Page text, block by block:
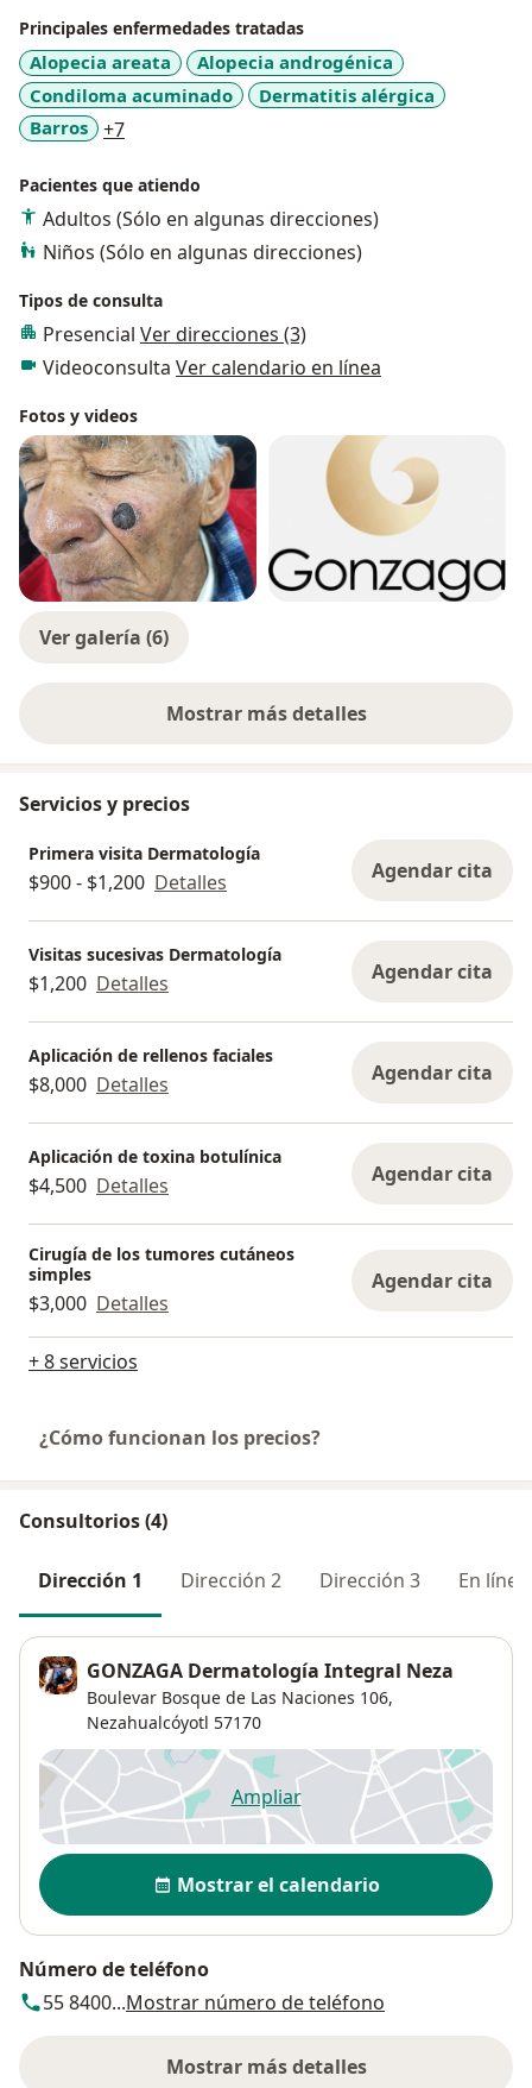
Principales enfermedades tratadas
Alopecia areata
Alopecia androgénica
Condiloma acuminado
Dermatitis alérgica
Barros
+7a11y_sr_more_diseases
Pacientes que atiendo
Adultos (Sólo en algunas direcciones)
Niños (Sólo en algunas direcciones)
Tipos de consulta
Presencial Ver direcciones (3)
Videoconsulta Ver calendario en línea
Fotos y videos
Ver galería (6)
Mostrar más detalles
sobre la experiencia
Servicios y precios
Primera visita Dermatología
$900 - $1,200 Detalles Agendar cita
Visitas sucesivas Dermatología
$1,200 Detalles Agendar cita
Aplicación de rellenos faciales
$8,000 Detalles Agendar cita
Aplicación de toxina botulínica
$4,500 Detalles Agendar cita
Cirugía de los tumores cutáneos
simples
$3,000 Detalles
Agendar cita
+ 8 servicios
¿Cómo funcionan los precios?
Consultorios (4)
Dirección 1 Dirección 2 Dirección 3 En línea
GONZAGA Dermatología Integral Neza
Boulevar Bosque de Las Naciones 106,
Nezahualcóyotl 57170
Ampliarse abre en una nueva
Disponibilidad
Mostrar el calendario
Número de teléfono
55 8400...Mostrar número de teléfono
Mostrar más detalles
sobre la dirección